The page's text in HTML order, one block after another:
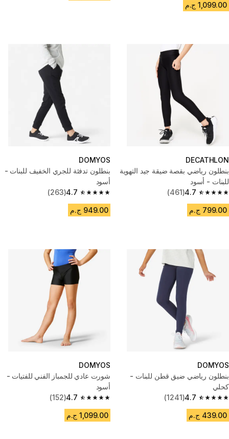
1,099.00 ج.م
DECATHLON
بنطلون رياضي بقصة ضيقة جيد التهوية
للبنات - أسود
4.7
4.7 out of 5 stars from 461 reviews
(461)
799.00 ج.م
DOMYOS
بنطلون تدفئة للجري الخفيف للبنات -
أسود
4.7
4.7 out of 5 stars from 263 reviews
(263)
949.00 ج.م
DOMYOS
بنطلون رياضي ضيق قطن للبنات -
كحلي
4.7
4.7 out of 5 stars from 1241 reviews
(1241)
439.00 ج.م
DOMYOS
شورت عادي للجمباز الفني للفتيات -
أسود
4.7
4.7 out of 5 stars from 152 reviews
(152)
1,099.00 ج.م